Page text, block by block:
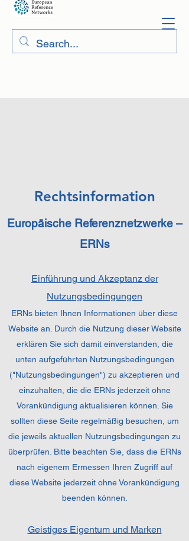
Rechtsinformation
Europäische Referenznetzwerke –
ERNs
Einführung und Akzeptanz der
Nutzungsbedingungen
ERNs bieten Ihnen Informationen über diese
Website an. Durch die Nutzung dieser Website
erklären Sie sich damit einverstanden, die
unten aufgeführten Nutzungsbedingungen
("Nutzungsbedingungen") zu akzeptieren und
einzuhalten, die die ERNs jederzeit ohne
Vorankündigung aktualisieren können. Sie
sollten diese Seite regelmäßig besuchen, um
die jeweils aktuellen Nutzungsbedingungen zu
überprüfen. Bitte beachten Sie, dass die ERNs
nach eigenem Ermessen Ihren Zugriff auf
diese Website jederzeit ohne Vorankündigung
beenden können.
Geistiges Eigentum und Marken